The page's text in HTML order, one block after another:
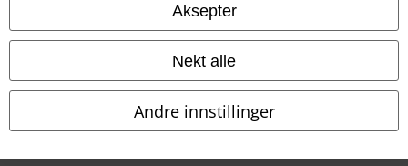
Aksepter
Nekt alle
Andre innstillinger
Juridisk informasjon/Vilkår
Impressum
Konfidensialitetserklæring